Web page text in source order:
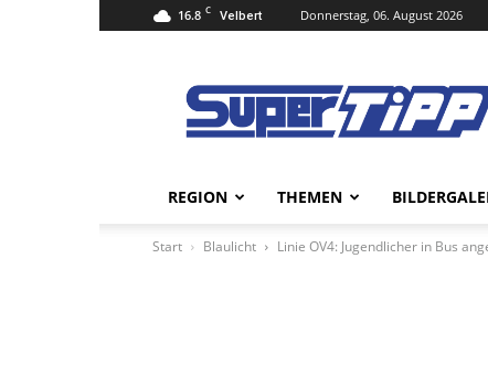
16.8 C Velbert Donnerstag, 06. August 2026
Tipp
Online
REGION THEMEN
Start Blaulicht Linie OV4: Jugendlicher in Bus